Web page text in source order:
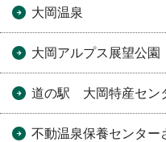
大岡温泉
大岡アルプス展望公
道の駅 大岡特産セン
不動温泉保養センター